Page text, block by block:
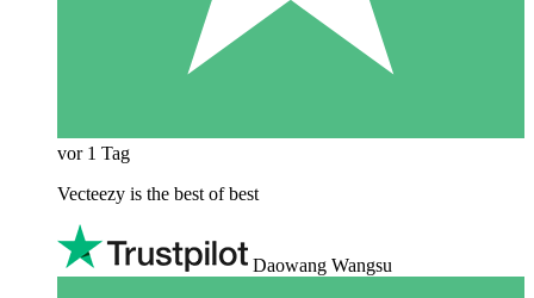
vor 1 Tag
Vecteezy is the best of best
Daowang Wangsu